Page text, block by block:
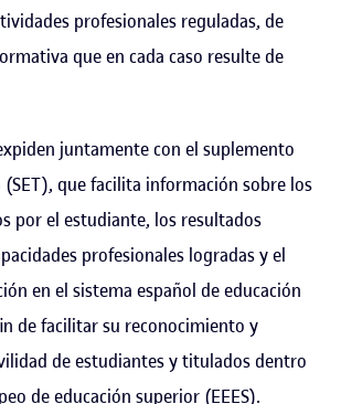
profesionales reguladas, de
que en cada caso resulte de
juntamente con el suplemento
que facilita información sobre los
por el estudiante, los resultados
profesionales logradas y el
en el sistema español de educación
de facilitar su reconocimiento y
de estudiantes y titulados dentro
de educación superior (EEES).